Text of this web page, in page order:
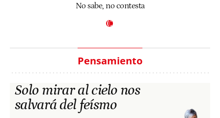
No sabe, no contesta
Pensamiento
Solo mirar al cielo nos
salvará del feísmo